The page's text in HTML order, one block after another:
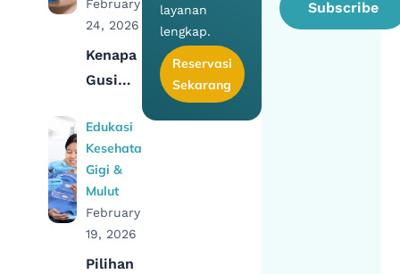
Puasa
February
24, 2026
Kenapa
Gusi
Berdarah
Saat
Puasa
dan
Bagaimana
Mengatasinya
Edukasi
Kesehatan
Gigi &
Mulut
February
19, 2026
Pilihan
Subscribe
layanan
lengkap.
Reservasi
Sekarang